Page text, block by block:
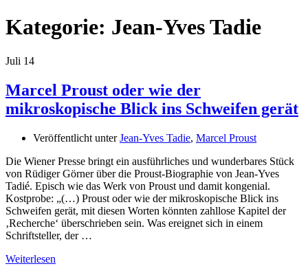
Kategorie: Jean-Yves Tadie
Juli 14
Marcel Proust oder wie der
mikroskopische Blick ins Schweifen gerät
Veröffentlicht unterJean-Yves Tadie, Marcel Proust
Die Wiener Presse bringt ein ausführliches und wunderbares Stück
von Rüdiger Görner über die Proust-Biographie von Jean-Yves
Tadié. Episch wie das Werk von Proust und damit kongenial.
Kostprobe: „(…) Proust oder wie der mikroskopische Blick ins
Schweifen gerät, mit diesen Worten könnten zahllose Kapitel der
‚Recherche‘ überschrieben sein. Was ereignet sich in einem
Schriftsteller, der …
Weiterlesen